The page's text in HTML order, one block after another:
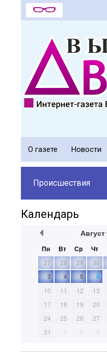
О газете Новости
Происшествия
Календарь
Август
Пн Вт Ср Чт
27
28 29 30
3
4 5 6
10
11 12 13
17
18 19 20
24
25 26 27
31
1 2 3